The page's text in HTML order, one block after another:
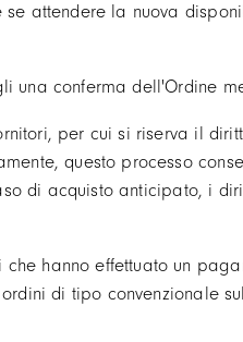
attendere la nuova
una conferma dell'Ordine
per cui si riserva il
questo processo
di acquisto anticipato, i
hanno effettuato un
di tipo convenzionale